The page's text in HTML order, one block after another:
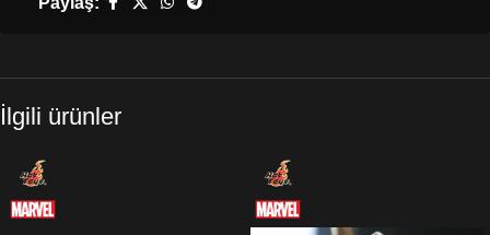
İlgili ürünler